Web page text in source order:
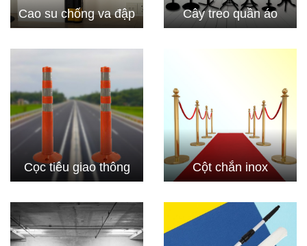
Cao su chống va đập Cây treo quần áo
Cọc tiêu giao thông Cột chắn inox